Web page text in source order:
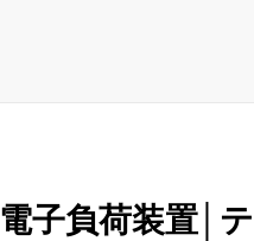
電子負荷装置│